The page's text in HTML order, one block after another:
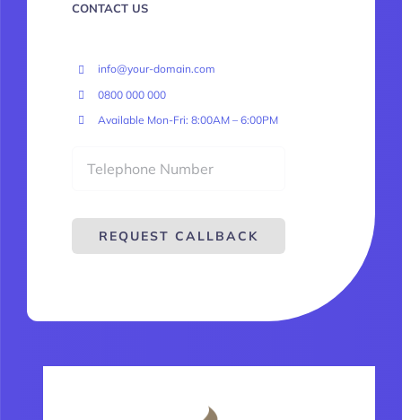
CONTACT US
info@your-domain.com
0800 000 000
Available Mon-Fri: 8:00AM – 6:00PM
REQUEST CALLBACK